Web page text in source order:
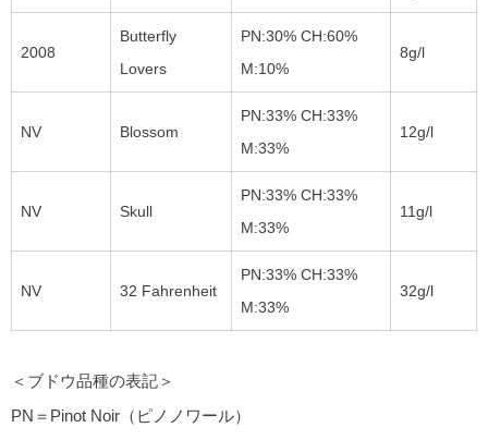
2008
Butterfly
Lovers
PN:30% CH:60%
M:10%
8g/l
NV Blossom
PN:33% CH:33%
M:33%
12g/l
NV Skull
PN:33% CH:33%
M:33%
11g/l
NV 32 Fahrenheit
PN:33% CH:33%
M:33%
32g/l
＜ブドウ品種の表記＞
PN＝Pinot Noir（ピノノワール）